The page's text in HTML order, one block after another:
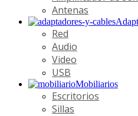
Antenas
Red
Audio
Video
USB
Mobiliarios
Escritorios
Sillas